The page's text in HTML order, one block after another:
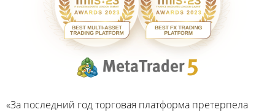
«За последний год торговая платформа претерпела